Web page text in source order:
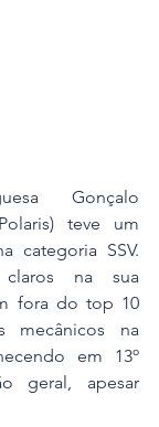
Gonçalo
teve um
categoria SSV.
claros na sua
fora do top 10
mecânicos na
em 13º
geral, apesar